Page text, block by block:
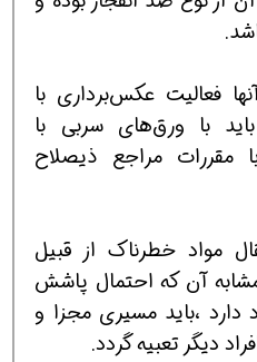
آنها فعالیت عکس‌برداری با
با ورق‌های سربی با
مراجع ذیصلاح
مواد خطرناک از قبیل
آن که احتمال پاشش
دارد ،باید مسیری مجزا و
دیگر تعبیه گردد.